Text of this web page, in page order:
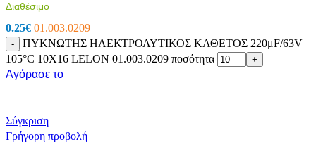
Διαθέσιμο
0.25€ 01.003.0209
-
ΠΥΚΝΩΤΗΣ ΗΛΕΚΤΡΟΛΥΤΙΚΟΣ ΚΑΘΕΤΟΣ 220μF/63V
105°C 10X16 LELON 01.003.0209 ποσότητα
+
Αγόρασε το
Σύγκριση
Γρήγορη προβολή